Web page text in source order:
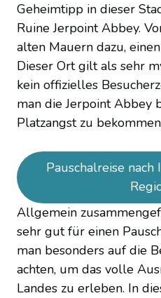
Geheimtipp in dieser
Ruine Jerpoint Abbey.
alten Mauern dazu,
Dieser Ort gilt als sehr
kein offizielles
man die Jerpoint Abbey
Platzangst zu
Pauschalreise
Allgemein
sehr gut für einen
man besonders auf die
achten, um das volle
Landes zu erleben. In